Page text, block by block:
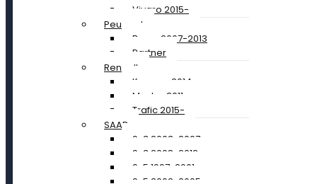
Vivaro 2015-
Peugeot
Boxer 2007-2013
Partner
Renault
Kangoo 2014-
Master 2011-
Trafic 2015-
SAAB
9-3 2003-2007
9-3 2008-2012
9-5 1997-2001